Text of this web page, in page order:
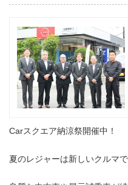
Carスクエア納涼祭開催中！
夏のレジャーは新しいクルマ